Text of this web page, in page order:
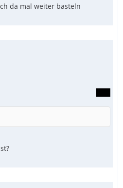
da mal weiter basteln